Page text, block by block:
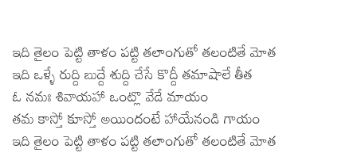
ఇది తైలం పెట్టి తాళం పట్టి తలాంగుతో తలంటితే మోత
ఇది ఒళ్ళే రుద్ది బుద్దే శుద్ది చేసే కొద్దీ తమాషాలే తీత
ఓ నమః శివాయహా ఒంట్లొ వేడే మాయం
తమ కాస్తో కూస్తో అయిందంటే హాయేనండి గాయం
ఇది తైలం పెట్టి తాళం పట్టి తలాంగుతో తలంటితే మోత